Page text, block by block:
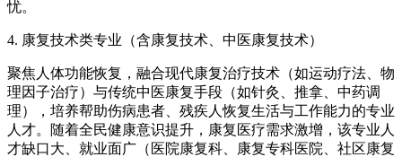
忧。
4. 康复技术类专业（含康复技术、中医康复技术）
聚焦人体功能恢复，融合现代康复治疗技术（如运动疗法、物
理因子治疗）与传统中医康复手段（如针灸、推拿、中药调
理），培养帮助伤病患者、残疾人恢复生活与工作能力的专业
人才。随着全民健康意识提升，康复医疗需求激增，该专业人
才缺口大、就业面广（医院康复科、康复专科医院、社区康复